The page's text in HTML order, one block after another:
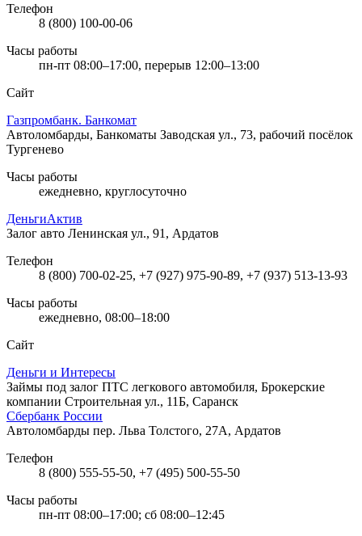
Телефон
8 (800) 100-00-06
Часы работы
пн-пт 08:00–17:00, перерыв 12:00–13:00
Сайт
Газпромбанк. Банкомат
Автоломбарды, Банкоматы Заводская ул., 73, рабочий посёлок
Тургенево
Часы работы
ежедневно, круглосуточно
ДеньгиАктив
Залог авто Ленинская ул., 91, Ардатов
Телефон
8 (800) 700-02-25, +7 (927) 975-90-89, +7 (937) 513-13-93
Часы работы
ежедневно, 08:00–18:00
Сайт
Деньги и Интересы
Займы под залог ПТС легкового автомобиля, Брокерские
компании Строительная ул., 11Б, Саранск
Сбербанк России
Автоломбарды пер. Льва Толстого, 27А, Ардатов
Телефон
8 (800) 555-55-50, +7 (495) 500-55-50
Часы работы
пн-пт 08:00–17:00; сб 08:00–12:45